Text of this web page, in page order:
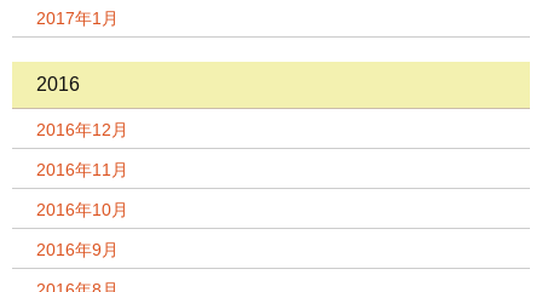
2017年1月
2016
2016年12月
2016年11月
2016年10月
2016年9月